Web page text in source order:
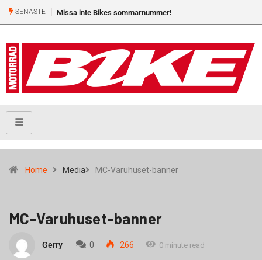
SENASTE Missa inte Bikes sommarnummer!
Home Media MC-Varuhuset-banner
MC-Varuhuset-banner
Gerry 0 266 0 minute read